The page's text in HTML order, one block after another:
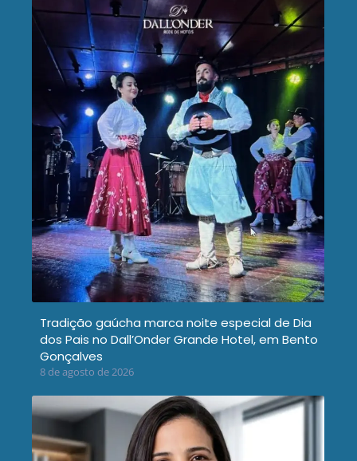
Tradição gaúcha marca noite especial de Dia
dos Pais no Dall’Onder Grande Hotel, em Bento
Gonçalves
8 de agosto de 2026